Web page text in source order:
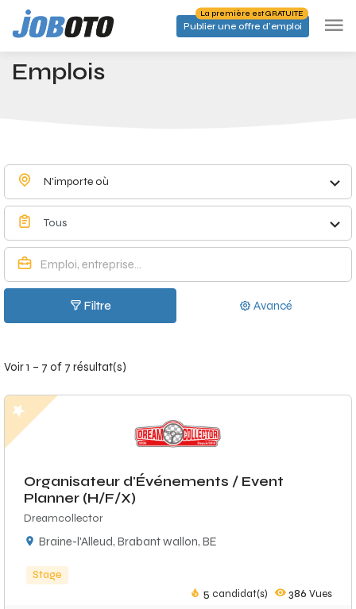
Skip to main content
Publier une offre d'emploi
La première est GRATUITE
Accueil Emplois à Braine-l'Alleud - Joboto
Emplois
N'importe où
Tous
Filtre Avancé
Voir 1 – 7 of 7 résultat(s)
Organisateur d'Événements / Event
Planner (H/F/X)
Dreamcollector
Braine-l'Alleud, Brabant wallon, BE
Stage
5 candidat(s) 386 Vues